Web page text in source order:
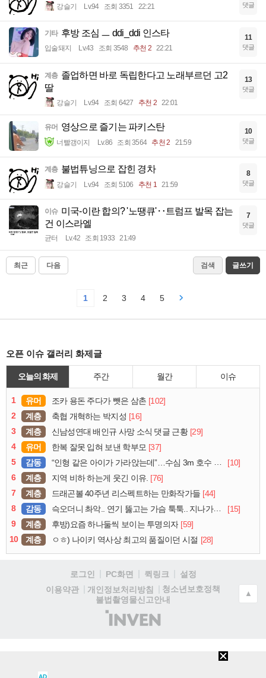
강슬기 Lv.94 조회 3351 22:21 댓글
기타 후방 조심 ㅡ ddi_ddi 인스타
입술돼지 Lv.43 조회 3548 추천 2 22:21
11
댓글
계층 졸업하면 바로 독립한다고 노래부르던 고2
딸
강슬기 Lv.94 조회 6427 추천 2 22:01
13
댓글
유머 영상으로 즐기는 파키스탄
너빨갱이지 Lv.86 조회 3564 추천 2 21:59
10
댓글
계층 불법튜닝으로 잡힌 경차
강슬기 Lv.94 조회 5106 추천 1 21:59
8
댓글
이슈 미국-이란 합의? '노땡큐'‥트럼프 발목 잡는
건 이스라엘
균터 Lv.42 조회 1933 21:49
7
댓글
최근 다음 검색 글쓰기
1 2 3 4 5
오픈 이슈 갤러리 화제글
오늘의 화제 주간 월간 이슈
1 유머 조카 용돈 주다가 뺏은 삼촌 [102]
2
계층 축협 개혁하는 박지성 [16]
3
계층 신남성연대 배인규 사망 소식 댓글 근황 [29]
4
유머 한복 잘못 입혀 보낸 학부모 [37]
5
감동 “인형 같은 아이가 가라앉는데”…수심 3m 호수 뛰어든 60대 의인
[10]
6
계층 지역 비하 하는게 웃긴 이유. [76]
7
계층 드래곤볼 40주년 리스펙트하는 만화작가들 [44]
8
감동 슥오더니 촤악.. 연기 뚫고는 가슴 툭툭.. 지나가던 아재의 정체
[15]
9
계층 후방)요즘 하나둘씩 보이는 투명의자 [59]
10
계층 ㅇㅎ) 나이키 역사상 최고의 품질이던 시절 [28]
로그인 PC화면 퀵링크
설정
이용약관
개인정보처리방침
청소년보호정책
불법촬영물신고안내
(주)
인
▲
AD